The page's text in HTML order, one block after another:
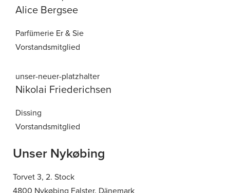
Alice Bergsee
Parfümerie Er & Sie
Vorstandsmitglied
Nikolai Friederichsen
Dissing
Vorstandsmitglied
Unser Nykøbing
Torvet 3, 2. Stock
4800 Nykøbing Falster, Dänemark